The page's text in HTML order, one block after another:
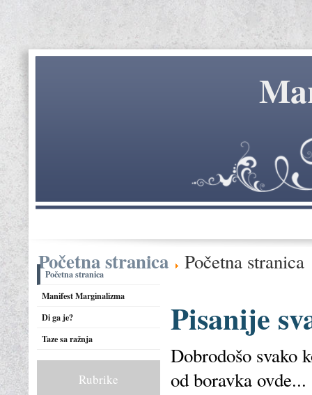
Početna stranica Početna stranica
Pisanije
Dobrodošo svako
od boravka ovde...
Početna stranica
Manifest Marginalizma
Di ga je?
Taze sa ražnja
Rubrike